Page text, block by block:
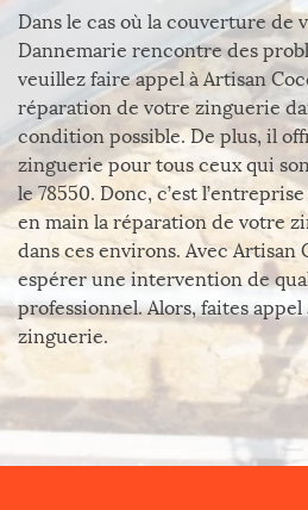
Dans le cas où la couverture de
Dannemarie rencontre des
veuillez faire appel à Artisan
réparation de votre zinguerie
condition possible. De plus, il
zinguerie pour tous ceux qui
le 78550. Donc, c’est
en main la réparation de votre
dans ces environs. Avec Artisan
espérer une intervention de
professionnel. Alors, faites
zinguerie.